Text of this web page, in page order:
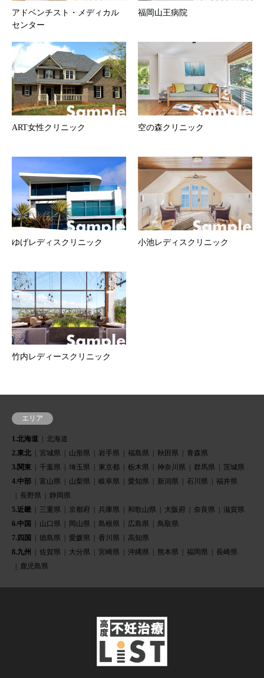
アドベンチスト・メディカル
センター
福岡山王病院
ART女性クリニック 空の森クリニック
ゆげレディスクリニック 小池レディスクリニック
竹内レディースクリニック
エリア
1.北海道
北海道
2.東北
宮城県 山形県 岩手県 福島県 秋田県
青森県
3.関東
千葉県 埼玉県 東京都 栃木県 神奈川県 群馬県
茨城県
4.中部
富山県 山梨県 岐阜県 愛知県 新潟県 石川県
福井県
長野県
静岡県
5.近畿
三重県 京都府 兵庫県 和歌山県 大阪府 奈良県
滋賀県
6.中国
山口県 岡山県 島根県 広島県
鳥取県
7.四国
徳島県 愛媛県 香川県
高知県
8.九州
佐賀県 大分県 宮崎県 沖縄県 熊本県 福岡県
長崎県
鹿児島県